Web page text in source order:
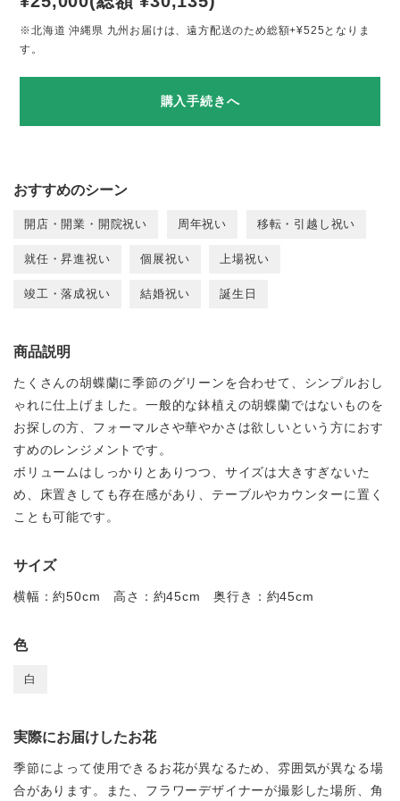
※北海道 沖縄県 九州お届けは、遠方配送のため総額+¥525となりま
す。
購入手続きへ
おすすめのシーン
開店・開業・開院祝い 周年祝い 移転・引越し祝い
就任・昇進祝い 個展祝い 上場祝い
竣工・落成祝い 結婚祝い 誕生日
商品説明
たくさんの胡蝶蘭に季節のグリーンを合わせて、シンプルおし
ゃれに仕上げました。一般的な鉢植えの胡蝶蘭ではないものを
お探しの方、フォーマルさや華やかさは欲しいという方におす
すめのレンジメントです。
ボリュームはしっかりとありつつ、サイズは大きすぎないた
め、床置きしても存在感があり、テーブルやカウンターに置く
ことも可能です。
サイズ
横幅：約50cm 高さ：約45cm 奥行き：約45cm
色
白
実際にお届けしたお花
季節によって使用できるお花が異なるため、雰囲気が異なる場
合があります。また、フラワーデザイナーが撮影した場所、角